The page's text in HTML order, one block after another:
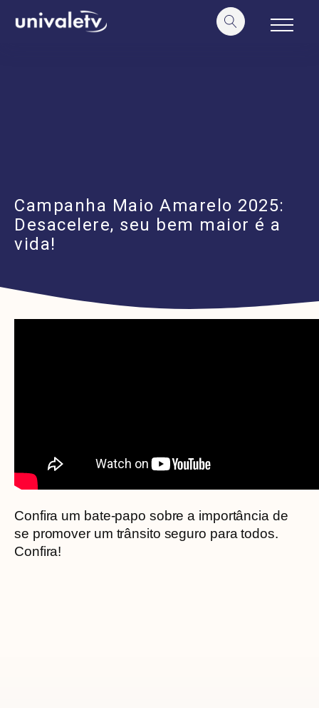
conteúdo
Campanha Maio Amarelo 2025:
Desacelere, seu bem maior é a
vida!
Confira um bate-papo sobre a importância de
se promover um trânsito seguro para todos.
Confira!